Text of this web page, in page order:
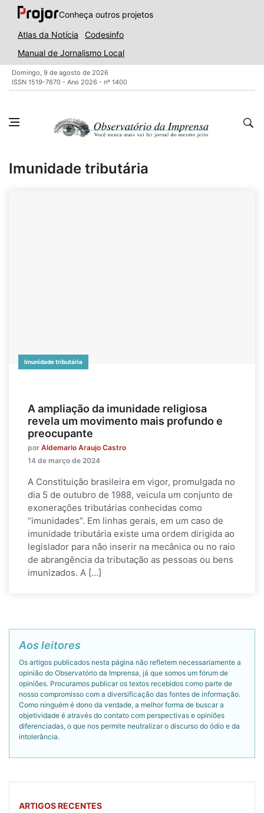
Conheça outros projetos
Atlas da Notícia
Codesinfo
Manual de Jornalismo Local
Domingo, 9 de agosto de 2026
ISSN 1519-7670 - Ano 2026 - nº 1400
Imunidade tributária
Imunidade tributária
A ampliação da imunidade religiosa
revela um movimento mais profundo e
preocupante
por Aldemario Araujo Castro
14 de março de 2024
A Constituição brasileira em vigor, promulgada no
dia 5 de outubro de 1988, veicula um conjunto de
exonerações tributárias conhecidas como
“imunidades”. Em linhas gerais, em um caso de
imunidade tributária existe uma ordem dirigida ao
legislador para não inserir na mecânica ou no raio
de abrangência da tributação as pessoas ou bens
imunizados. A […]
Aos leitores
Os artigos publicados nesta página não refletem necessariamente a
opinião do Observatório da Imprensa, já que somos um fórum de
opiniões. Procuramos publicar os textos recebidos como parte de
nosso compromisso com a diversificação das fontes de informação.
Como ninguém é dono da verdade, a melhor forma de buscar a
objetividade é através do contato com perspectivas e opiniões
diferenciadas, o que nos permite neutralizar o discurso do ódio e da
intolerância.
ARTIGOS RECENTES